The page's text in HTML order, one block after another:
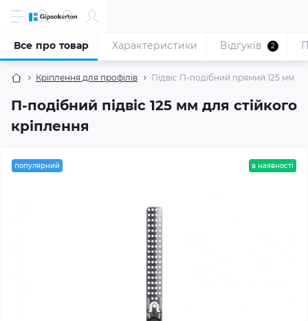
Кріплення для профілів Підвіс П-подібний прямий 125 мм
П-подібний підвіс 125 мм для стійкого
кріплення
Все про товар Характеристики Відгуків 2
популярний в наявності